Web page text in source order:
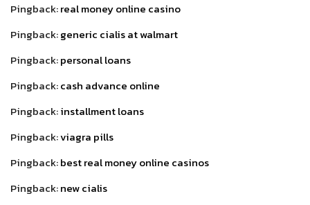
Pingback:real money online casino
Pingback:generic cialis at walmart
Pingback:personal loans
Pingback:cash advance online
Pingback:installment loans
Pingback:viagra pills
Pingback:best real money online casinos
Pingback:new cialis